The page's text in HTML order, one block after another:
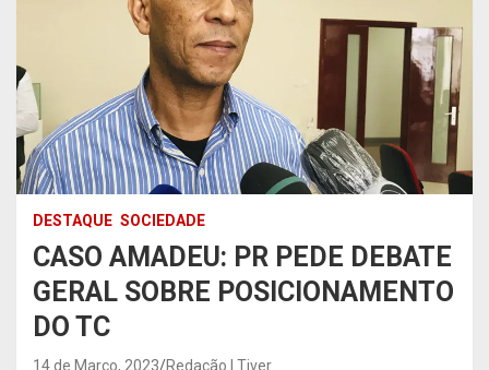
DESTAQUE SOCIEDADE
CASO AMADEU: PR PEDE DEBATE
GERAL SOBRE POSICIONAMENTO
DO TC
14 de Março, 2023 Redação | Tiver